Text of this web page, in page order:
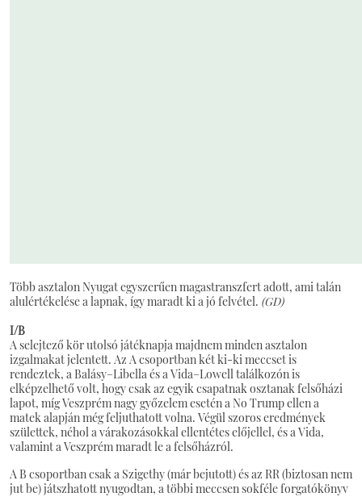
Több asztalon Nyugat egyszerűen magastranszfert adott, ami talán
alulértékelése a lapnak, így maradt ki a jó felvétel. (GD)
I/B
A selejtező kör utolsó játéknapja majdnem minden asztalon
izgalmakat jelentett. Az A csoportban két ki-ki meccset is
rendeztek, a Balásy–Libella és a Vida–Lowell találkozón is
elképzelhető volt, hogy csak az egyik csapatnak osztanak felsőházi
lapot, míg Veszprém nagy győzelem esetén a No Trump ellen a
matek alapján még feljuthatott volna. Végül szoros eredmények
születtek, néhol a várakozásokkal ellentétes előjellel, és a Vida,
valamint a Veszprém maradt le a felsőházról.
A B csoportban csak a Szigethy (már bejutott) és az RR (biztosan nem
jut be) játszhatott nyugodtan, a többi meccsen sokféle forgatókönyv